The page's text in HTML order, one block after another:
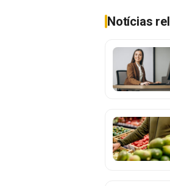
Notícias